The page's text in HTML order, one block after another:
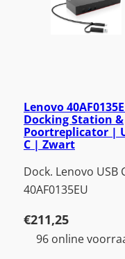
Lenovo
Docking Station &
Poortreplicator |
C | Zwart
Dock. Lenovo USB
40AF0135EU
€211,25
96 online